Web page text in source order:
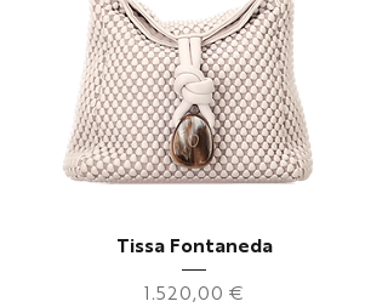
Tissa Fontaneda
Preis
1.520,00 €